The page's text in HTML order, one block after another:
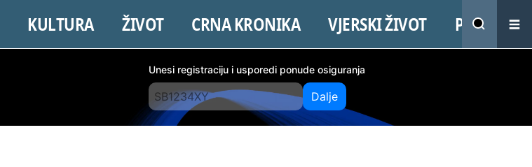
KULTURA ŽIVOT CRNA KRONIKA VJERSKI ŽIVOT PROMO
Unesi registraciju i usporedi ponude osiguranja
Dalje